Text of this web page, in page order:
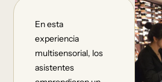
En esta
experiencia
multisensorial, los
asistentes